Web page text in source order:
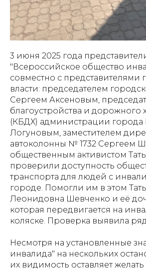
3 июня 2025 года
"Всероссийское общество
совместно с представителями
власти: председателем
Сергеем Аксеновым,
благоустройства и дорожного
(КБДХ) администрации
Логуновым, заместителем
автоколонны № 1732 Сергеем
общественным активистом
проверили доступность
транспорта для людей с
городе. Помогли им в этом
Леонидовна Шевченко и её
которая передвигается на
коляске. Проверка выявила
Несмотря на установленные
инвалида" на нескольких
их видимость оставляет